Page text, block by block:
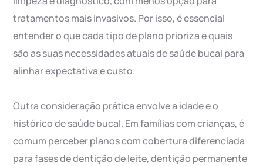
tratamentos mais invasivos. Por isso, é essencial
entender o que cada tipo de plano prioriza e quais
são as suas necessidades atuais de saúde bucal para
alinhar expectativa e custo.
Outra consideração prática envolve a idade e o
histórico de saúde bucal. Em famílias com crianças, é
comum perceber planos com cobertura diferenciada
para fases de dentição de leite, dentição permanente